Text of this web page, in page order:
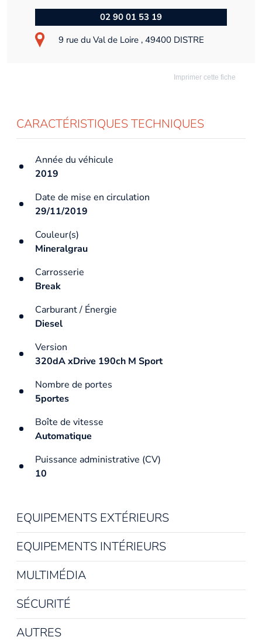
02 90 01 53 19
9 rue du Val de Loire , 49400 DISTRE
Imprimer cette fiche
CARACTÉRISTIQUES TECHNIQUES
Année du véhicule
2019
Date de mise en circulation
29/11/2019
Couleur(s)
Mineralgrau
Carrosserie
Break
Carburant / Énergie
Diesel
Version
320dA xDrive 190ch M Sport
Nombre de portes
5portes
Boîte de vitesse
Automatique
Puissance administrative (CV)
10
EQUIPEMENTS EXTÉRIEURS
EQUIPEMENTS INTÉRIEURS
MULTIMÉDIA
SÉCURITÉ
AUTRES